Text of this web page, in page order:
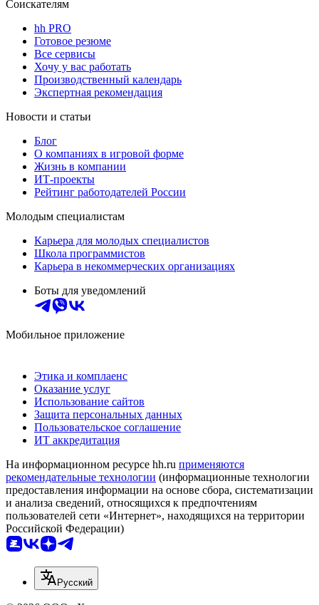
Соискателям
hh PRO
Готовое резюме
Все сервисы
Хочу у вас работать
Производственный календарь
Экспертная рекомендация
Новости и статьи
Блог
О компаниях в игровой форме
Жизнь в компании
ИТ-проекты
Рейтинг работодателей России
Молодым специалистам
Карьера для молодых специалистов
Школа программистов
Карьера в некоммерческих организациях
Боты для уведомлений
Мобильное приложение
Этика и комплаенс
Оказание услуг
Использование сайтов
Защита персональных данных
Пользовательское соглашение
ИТ аккредитация
На информационном ресурсе hh.ru применяются
рекомендательные технологии (информационные технологии
предоставления информации на основе сбора, систематизации
и анализа сведений, относящихся к предпочтениям
пользователей сети «Интернет», находящихся на территории
Российской Федерации)
Русский